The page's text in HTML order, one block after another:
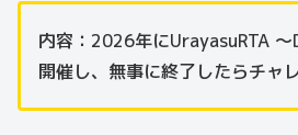
内容：2026年にUrayasuRTA
開催し、無事に終了したらチャ